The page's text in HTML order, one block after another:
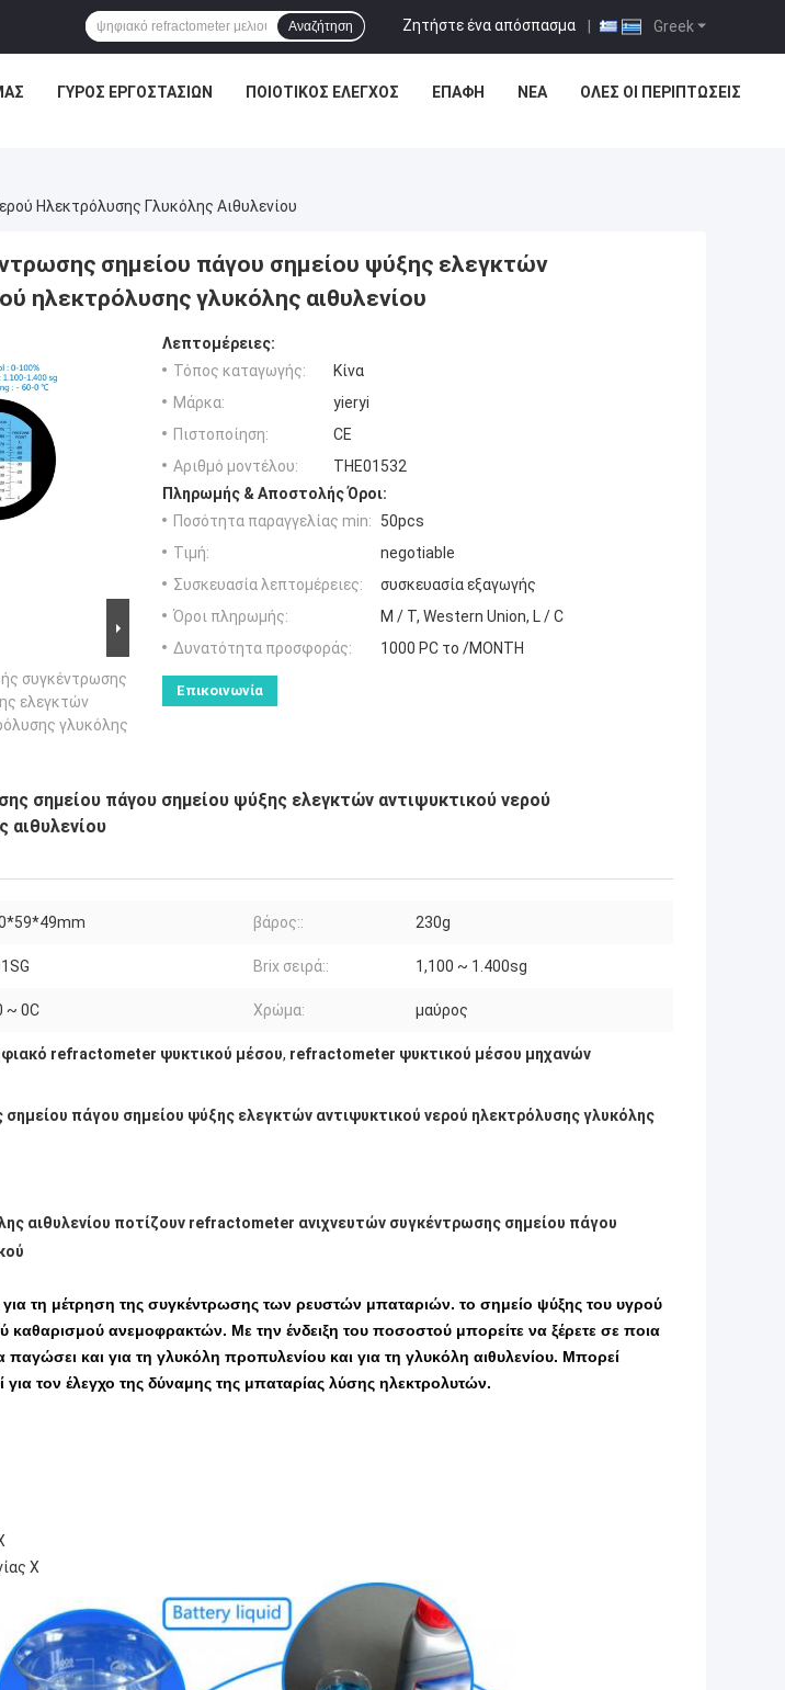
Greek
Ζητήστε ένα απόσπασμα |
Αναζήτηση
ΓΎΡΟΣ ΕΡΓΟΣΤΑΣΊΩΝ ΠΟΙΟΤΙΚΌΣ ΈΛΕΓΧΟΣ ΕΠΑΦΉ ΝΈΑ ΌΛΕΣ ΟΙ ΠΕΡΙΠΤΏΣΕΙΣ
Ηλεκτρόλυσης Γλυκόλης Αιθυλενίου
σημείου πάγου σημείου ψύξης ελεγκτών
ηλεκτρόλυσης γλυκόλης αιθυλενίου
συγκέντρωσης
ελεγκτών
γλυκόλης
Λεπτομέρειες:
Τόπος καταγωγής:
Κίνα
Μάρκα:
yieryi
Πιστοποίηση:
CE
Αριθμό μοντέλου:
THE01532
Πληρωμής & Αποστολής Όροι:
Ποσότητα παραγγελίας min:
50pcs
Τιμή:
negotiable
Συσκευασία λεπτομέρειες:
συσκευασία εξαγωγής
Όροι πληρωμής:
Μ / Τ, Western Union, L / C
Δυνατότητα προσφοράς:
1000 PC το /MONTH
Επικοινωνία
σημείου πάγου σημείου ψύξης ελεγκτών αντιψυκτικού νερού
αιθυλενίου
βάρος:: 230g
Brix σειρά:: 1,100 ~ 1.400sg
~ 0C Χρώμα: μαύρος
refractometer ψυκτικού μέσου, refractometer ψυκτικού μέσου μηχανών
σημείου πάγου σημείου ψύξης ελεγκτών αντιψυκτικού νερού ηλεκτρόλυσης γλυκόλης
αιθυλενίου ποτίζουν refractometer ανιχνευτών συγκέντρωσης σημείου πάγου
για τη μέτρηση της συγκέντρωσης των ρευστών μπαταριών. το σημείο ψύξης του υγρού
καθαρισμού ανεμοφρακτών. Με την ένδειξη του ποσοστού μπορείτε να ξέρετε σε ποια
και για τη γλυκόλη προπυλενίου και για τη γλυκόλη αιθυλενίου. Μπορεί
για τον έλεγχο της δύναμης της μπαταρίας λύσης ηλεκτρολυτών.
Χ